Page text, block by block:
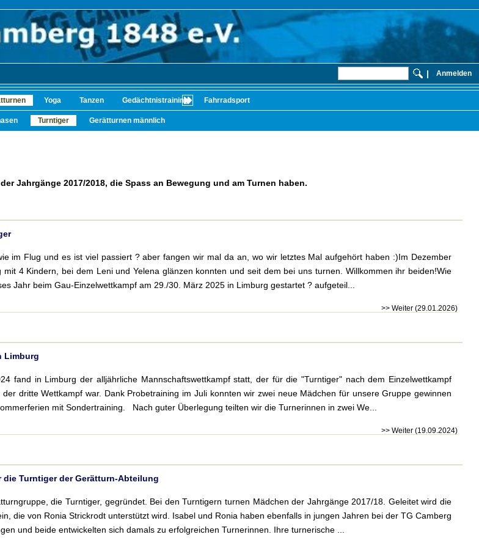
| Anmelden
Yoga Tanzen Gedächtnistraining Fahrradsport
Turntiger Gerätturnen männlich
Jahrgänge 2017/2018, die Spass an Bewegung und am Turnen haben.
im Flug und es ist viel passiert ? aber fangen wir mal da an, wo wir letztes Mal aufgehört haben :)Im Dezember
mit 4 Kindern, bei dem Leni und Yelena glänzen konnten und seit dem bei uns turnen. Willkommen ihr beiden!Wie
Jahr beim Gau-Einzelwettkampf am 29./30. März 2025 in Limburg gestartet ? aufgeteil...
>> Weiter (29.01.2026)
Limburg
fand in Limburg der alljährliche Mannschaftswettkampf statt, der für die "Turntiger" nach dem Einzelwettkampf
dritte Wettkampf war. Dank Probetraining im Juli konnten wir zwei neue Mädchen für unsere Gruppe gewinnen
mit Sondertraining. Nach guter Überlegung teilten wir die Turnerinnen in zwei We...
>> Weiter (19.09.2024)
Turntiger der Gerätturn-Abteilung
die Turntiger, gegründet. Bei den Turntigern turnen Mädchen der Jahrgänge 2017/18. Geleitet wird die
die von Ronia Strickrodt unterstützt wird. Isabel und Ronia haben ebenfalls in jungen Jahren bei der TG Camberg
und beide entwickelten sich damals zu erfolgreichen Turnerinnen. Ihre turnerische ...